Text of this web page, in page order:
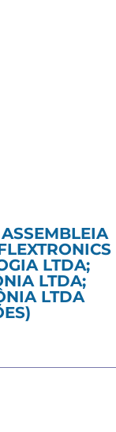
LTDA;
LTDA;
LTDA